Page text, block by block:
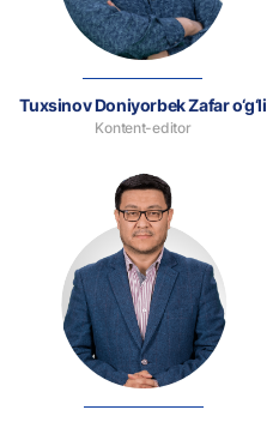
Tuxsinov Doniyorbek Zafar o‘g‘li
Kontent-editor